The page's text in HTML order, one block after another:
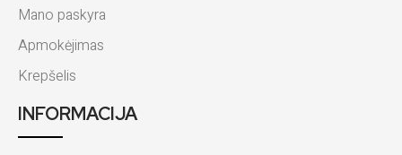
Mano paskyra
Apmokėjimas
Krepšelis
INFORMACIJA